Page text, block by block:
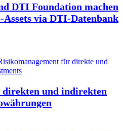
DTI Foundation machen
via DTI-Datenbank
direkten und indirekten